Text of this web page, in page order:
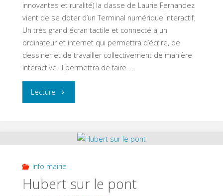
innovantes et ruralité) la classe de Laurie Fernandez
vient de se doter d’un Terminal numérique interactif.
Un très grand écran tactile et connecté à un
ordinateur et internet qui permettra d’écrire, de
dessiner et de travailler collectivement de manière
interactive. Il permettra de faire …
Lecture "Ecole
(suite)"
Info mairie
Hubert sur le pont